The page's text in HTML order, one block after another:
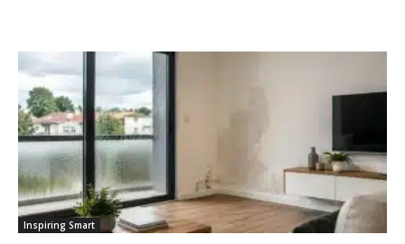
Inspiring Smart